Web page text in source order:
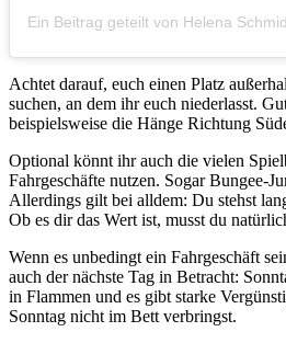
Achtet darauf, euch einen Platz
suchen, an dem ihr euch niederlasst.
beispielsweise die Hänge Richtung
Optional könnt ihr auch die vielen
Fahrgeschäfte nutzen. Sogar Bungee-
Allerdings gilt bei alldem: Du stehst
Ob es dir das Wert ist, musst du
Wenn es unbedingt ein Fahrgeschäft
auch der nächste Tag in Betracht:
in Flammen und es gibt starke
Sonntag nicht im Bett verbringst.